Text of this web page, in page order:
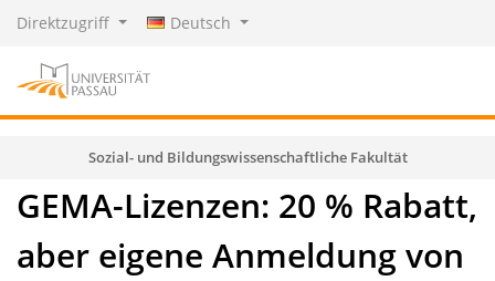
Direktzugriff Deutsch
Sozial- und Bildungswissenschaftliche Fakultät
GEMA-Lizenzen: 20 % Rabatt,
aber eigene Anmeldung von